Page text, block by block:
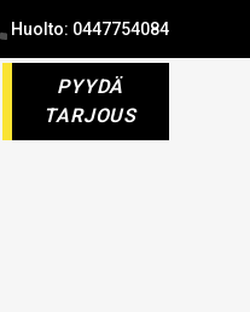
Huolto: 0447754084
PYYDÄ
TARJOUS